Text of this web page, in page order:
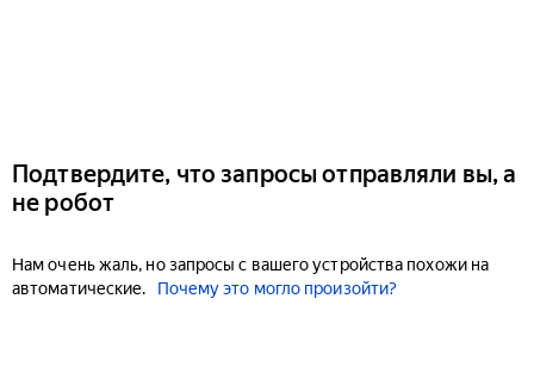
Подтвердите, что запросы отправляли вы, а
не робот
Нам очень жаль, но запросы с вашего устройства похожи на
автоматические.
Почему это могло произойти?